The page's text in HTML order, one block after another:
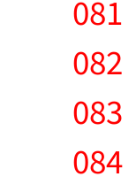
081
082
083
084